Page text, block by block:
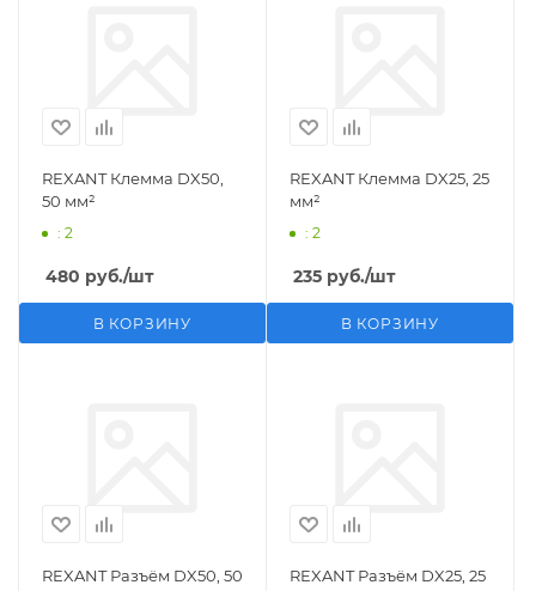
REXANT Клемма DX50,
50 мм²
: 2
480 руб./шт
В КОРЗИНУ
REXANT Клемма DX25, 25
мм²
: 2
235 руб./шт
В КОРЗИНУ
REXANT Разъём DX50, 50
REXANT Разъём DX25, 25